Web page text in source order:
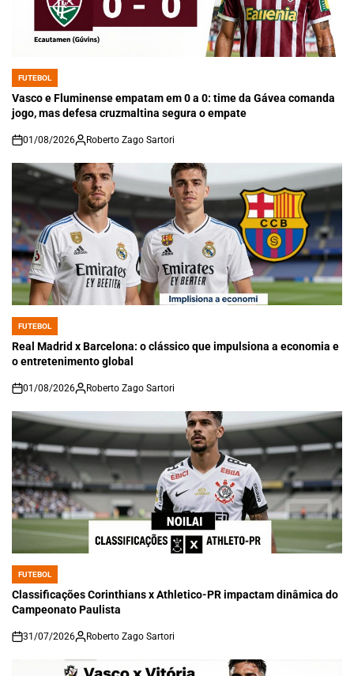
POSTED
IN
FUTEBOL
Vasco e Fluminense empatam em 0 a 0: time da Gávea comanda
jogo, mas defesa cruzmaltina segura o empate
on
01/08/2026 Roberto Zago Sartori
POSTED
IN
FUTEBOL
Real Madrid x Barcelona: o clássico que impulsiona a economia e
o entretenimento global
on
01/08/2026 Roberto Zago Sartori
POSTED
IN
FUTEBOL
Classificações Corinthians x Athletico-PR impactam dinâmica do
Campeonato Paulista
on
31/07/2026 Roberto Zago Sartori